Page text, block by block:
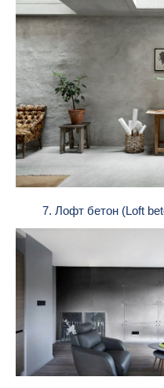
7. Лофт бетон (Loft